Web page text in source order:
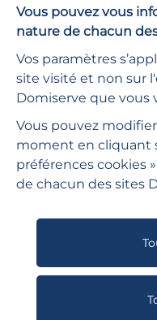
Plan du site
Espace presse
Nous rejoindre
Restons
Protection des
Politique des cookies
Gérez vos préférences
Vous pouvez vous
nature de chacun
Vos paramètres
site visité et non sur
Domiserve que vous
Vous pouvez
moment en cliquant
préférences cookies
de chacun des sites